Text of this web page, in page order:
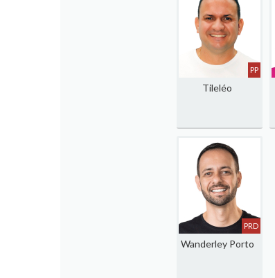
PP
Tileléo
PRD
Wanderley Porto